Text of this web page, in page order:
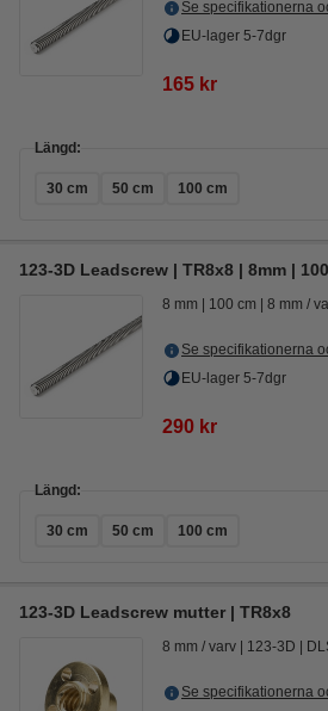
Se specifikationerna
EU-lager 5-7dgr
165 kr
Längd:
30 cm 50 cm 100 cm
123-3D Leadscrew | TR8x8 | 8mm |
8 mm 100 cm 8 mm /
Se specifikationerna
EU-lager 5-7dgr
290 kr
Längd:
30 cm 50 cm 100 cm
123-3D Leadscrew mutter | TR8x8
8 mm / varv 123-3D
Se specifikationerna